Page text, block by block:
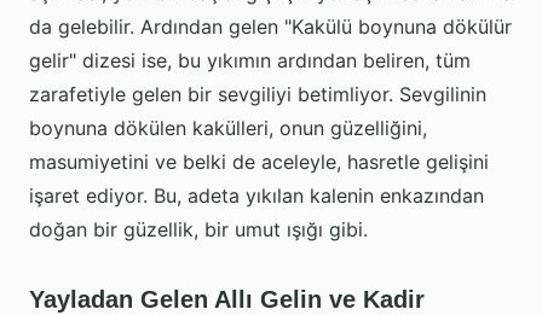
da gelebilir. Ardından gelen "Kakülü boynuna dökülür
gelir" dizesi ise, bu yıkımın ardından beliren, tüm
zarafetiyle gelen bir sevgiliyi betimliyor. Sevgilinin
boynuna dökülen kakülleri, onun güzelliğini,
masumiyetini ve belki de aceleyle, hasretle gelişini
işaret ediyor. Bu, adeta yıkılan kalenin enkazından
doğan bir güzellik, bir umut ışığı gibi.
Yayladan Gelen Allı Gelin ve Kadir